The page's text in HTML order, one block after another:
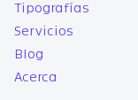
Tipografías
Servicios
Blog
Acerca